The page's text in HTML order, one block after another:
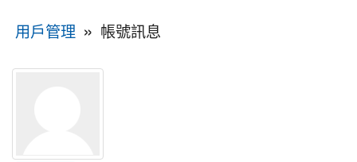
用戶管理 » 帳號訊息